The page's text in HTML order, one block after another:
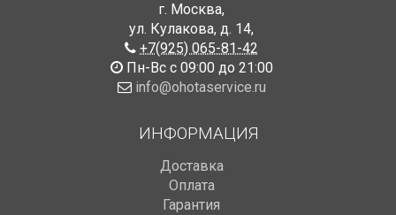
г. Москва,
ул. Кулакова, д. 14,
+7(925) 065-81-42
Пн-Вс с 09:00 до 21:00
info@ohotaservice.ru
ИНФОРМАЦИЯ
Доставка
Оплата
Гарантия